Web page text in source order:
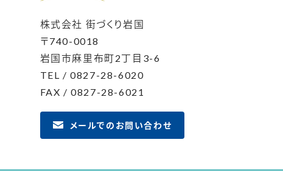
株式会社 街づくり岩国
〒740-0018
岩国市麻里布町2丁目3-6
TEL / 0827-28-6020
FAX / 0827-28-6021
メールでのお問い合わせ